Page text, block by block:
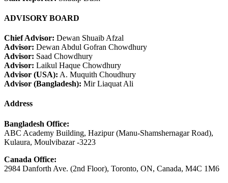
ADVISORY BOARD
Chief Advisor: Dewan Shuaib Afzal
Advisor: Dewan Abdul Gofran Chowdhury
Advisor: Saad Chowdhury
Advisor: Laikul Haque Chowdhury
Advisor (USA): A. Muquith Choudhury
Advisor (Bangladesh): Mir Liaquat Ali
Address
Bangladesh Office:
ABC Academy Building, Hazipur (Manu-Shamshernagar Road),
Kulaura, Moulvibazar -3223
Canada Office:
2984 Danforth Ave. (2nd Floor), Toronto, ON, Canada, M4C 1M6